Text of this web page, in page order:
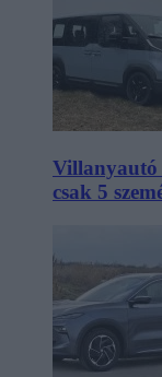
Villanyautó
csak 5